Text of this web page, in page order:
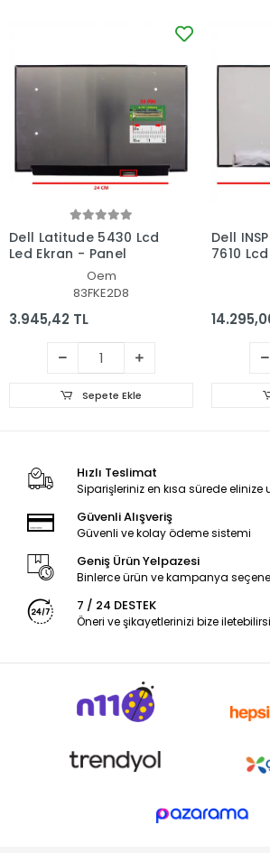
Dell Latitude 5430 Lcd
Led Ekran - Panel
Oem
83FKE2D8
3.945,42 TL
Sepete Ekle
Dell
7610
Hızlı Teslimat
Siparişleriniz en kısa sürede elinize
Güvenli Alışveriş
Güvenli ve kolay ödeme sistemi
Geniş Ürün Yelpazesi
Binlerce ürün ve kampanya
7 / 24 DESTEK
Öneri ve şikayetlerinizi bize